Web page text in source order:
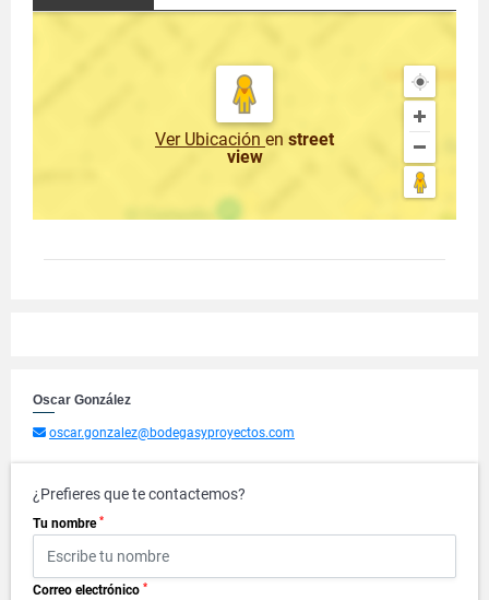
Ver Ubicación en street
view
Oscar González
oscar.gonzalez@bodegasyproyectos.com
¿Prefieres que te contactemos?
Tu nombre *
Correo electrónico *